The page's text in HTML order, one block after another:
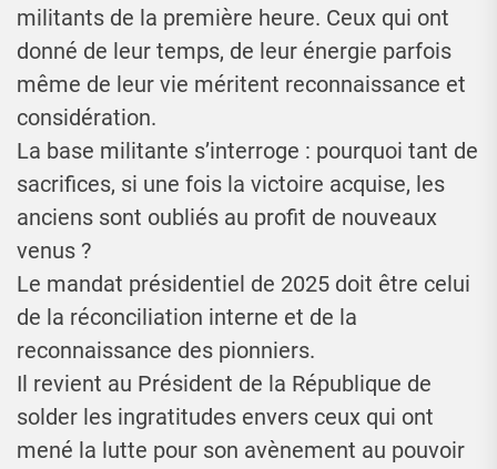
militants de la première heure. Ceux qui ont
donné de leur temps, de leur énergie parfois
même de leur vie méritent reconnaissance et
considération.
La base militante s’interroge : pourquoi tant de
sacrifices, si une fois la victoire acquise, les
anciens sont oubliés au profit de nouveaux
venus ?
Le mandat présidentiel de 2025 doit être celui
de la réconciliation interne et de la
reconnaissance des pionniers.
Il revient au Président de la République de
solder les ingratitudes envers ceux qui ont
mené la lutte pour son avènement au pouvoir